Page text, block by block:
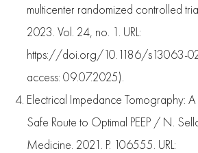
multicenter randomized controlled
2023. Vol. 24, no. 1. URL:
https://doi.org/10.1186/s13063-
access: 09.07.2025).
Electrical Impedance Tomography:
Safe Route to Optimal PEEP / N.
Medicine. 2021. P. 106555. URL: